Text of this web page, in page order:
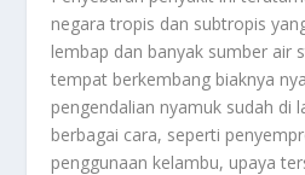
negara tropis dan subtropis
lembap dan banyak sumber air
tempat berkembang biaknya
pengendalian nyamuk sudah di
berbagai cara, seperti
penggunaan kelambu, upaya